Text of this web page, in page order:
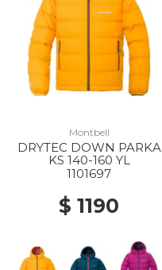
Montbell
DRYTEC DOWN PARKA
KS 140-160 YL
1101697
$ 1190